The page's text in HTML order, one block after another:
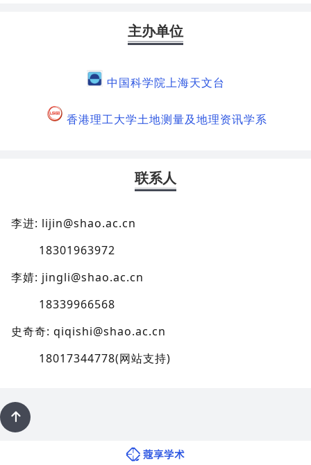
主办单位
中国科学院上海天文台
香港理工大学土地测量及地理资讯学系
联系人
李进: lijin@shao.ac.cn
18301963972
李婧: jingli@shao.ac.cn
18339966568
史奇奇: qiqishi@shao.ac.cn
18017344778(网站支持)